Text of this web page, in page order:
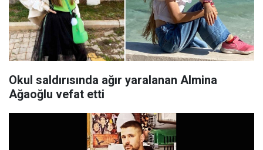
Okul saldırısında ağır yaralanan Almina
Ağaoğlu vefat etti